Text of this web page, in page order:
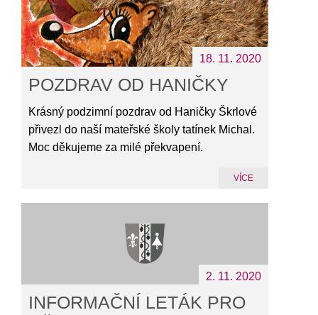
18. 11. 2020
POZDRAV OD HANIČKY
Krásný podzimní pozdrav od Haničky Škrlové
přivezl do naší mateřské školy tatínek Michal.
Moc děkujeme za milé překvapení.
VÍCE
2. 11. 2020
INFORMAČNÍ LETÁK PRO